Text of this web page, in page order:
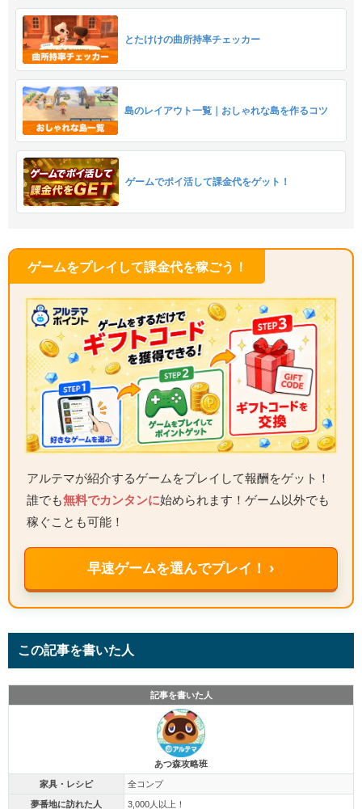
とたけけの曲所持率チェッカー
島のレイアウト一覧｜おしゃれな島を作るコツ
ゲームでポイ活して課金代をゲット！
ゲームをプレイして課金代を稼ごう！
アルテマが紹介するゲームをプレイして報酬をゲット！
誰でも無料でカンタンに始められます！ゲーム以外でも
稼ぐことも可能！
早速ゲームを選んでプレイ！ ›
この記事を書いた人
記事を書いた人
あつ森攻略班
家具・レシピ 全コンプ
夢番地に訪れた人 3,000人以上！